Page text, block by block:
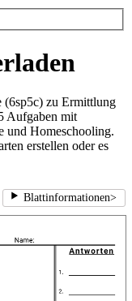
(6sp5c) zu Ermittlung
Aufgaben mit
und Homeschooling.
erstellen oder es
Blattinformationen>